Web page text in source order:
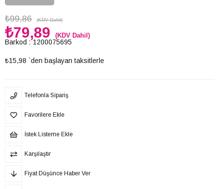
₺99,86 (KDV Dahil)
₺79,89 (KDV Dahil)
Barkod : 1200075695
₺15,98 `den başlayan taksitlerle
Telefonla Sipariş
Favorilere Ekle
İstek Listeme Ekle
Karşılaştır
Fiyat Düşünce Haber Ver